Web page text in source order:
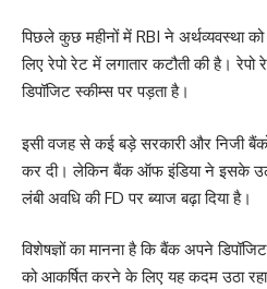
पिछले कुछ महीनों में RBI ने अर्थव्यवस्था
लिए रेपो रेट में लगातार कटौती की है।
डिपॉजिट स्कीम्स पर पड़ता है।
इसी वजह से कई बड़े सरकारी और निजी
कर दी। लेकिन बैंक ऑफ इंडिया ने इसके
लंबी अवधि की FD पर ब्याज बढ़ा दिया है।
विशेषज्ञों का मानना है कि बैंक अपने
को आकर्षित करने के लिए यह कदम उठा रहा